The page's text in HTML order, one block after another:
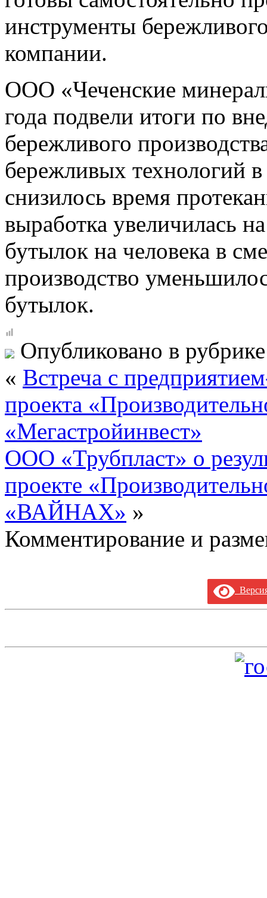
инструменты
компании.
ООО «Чеченские
года подвели итоги по
бережливого
бережливых технологий в
снизилось время
выработка увеличилась
бутылок на человека в
производство
бутылок.
Опубликовано в
« Встреча с
проекта
«Мегастройинвест»
ООО «Трубпласт» о
проекте
«ВАЙНАХ» »
Комментирование и